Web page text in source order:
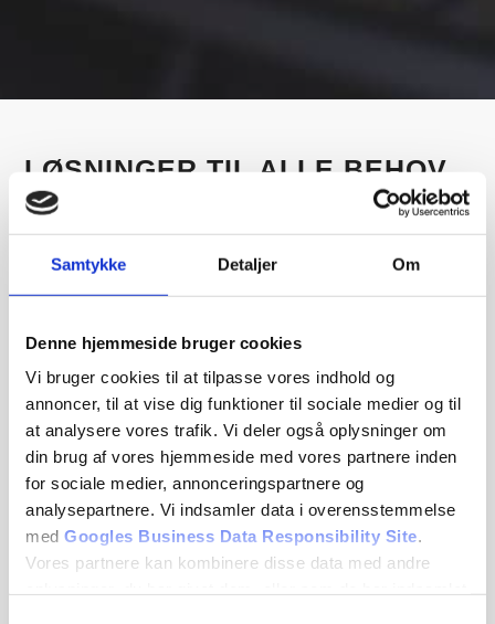
Samtykke Detaljer Om
Denne hjemmeside bruger cookies
Vi bruger cookies til at tilpasse vores indhold og
annoncer, til at vise dig funktioner til sociale medier og til
at analysere vores trafik. Vi deler også oplysninger om
din brug af vores hjemmeside med vores partnere inden
for sociale medier, annonceringspartnere og
analysepartnere. Vi indsamler data i overensstemmelse
med Googles Business Data Responsibility Site.
Vores partnere kan kombinere disse data med andre
LØSNINGER TIL ALLE BEHOV
Uanset om du har brug for en enkel digital lås til din
bolig eller et mere omfattende system til en
private og erhverv og sørger for, at installationen
bliver enkel og resultatet driftssikkert.
ØNSKER DU ET
UFORPLIGTENDE TILBUD?
Start rejsen mod en nemmere og mere digital hverdag
allerede i dag. Hos KBH Låse hjælper vi dig med at omstille